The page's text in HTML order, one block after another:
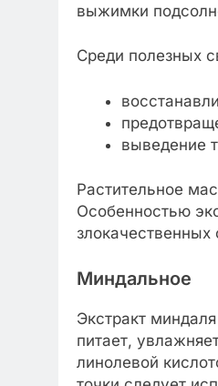
выжимки
Среди полезных
выведение
Растительное
Особенностью
злокачественных
Миндальное
Экстракт
питает,
линолевой